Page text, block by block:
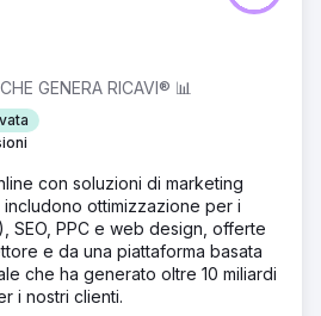
GENERA RICAVI® 📊
con soluzioni di marketing
ottimizzazione per i
SEO, PPC e web design, offerte
e da una piattaforma basata
che ha generato oltre 10 miliardi
i nostri clienti.